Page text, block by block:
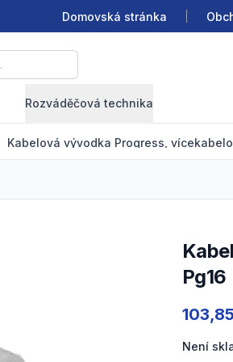
Domovská stránka
Rozváděčová technika
Kabelová vývodka Progress,
Kabelová vývodka Progress, vícekabelová, světle šedá,
Pg16
Není